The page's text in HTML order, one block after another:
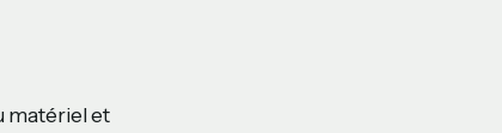
matériel et